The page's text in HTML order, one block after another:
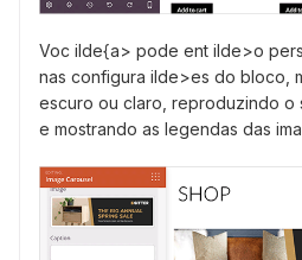
Voc ilde{a> pode ent ilde>o
nas configura ilde>es do bloco,
escuro ou claro, reproduzindo o
e mostrando as legendas das